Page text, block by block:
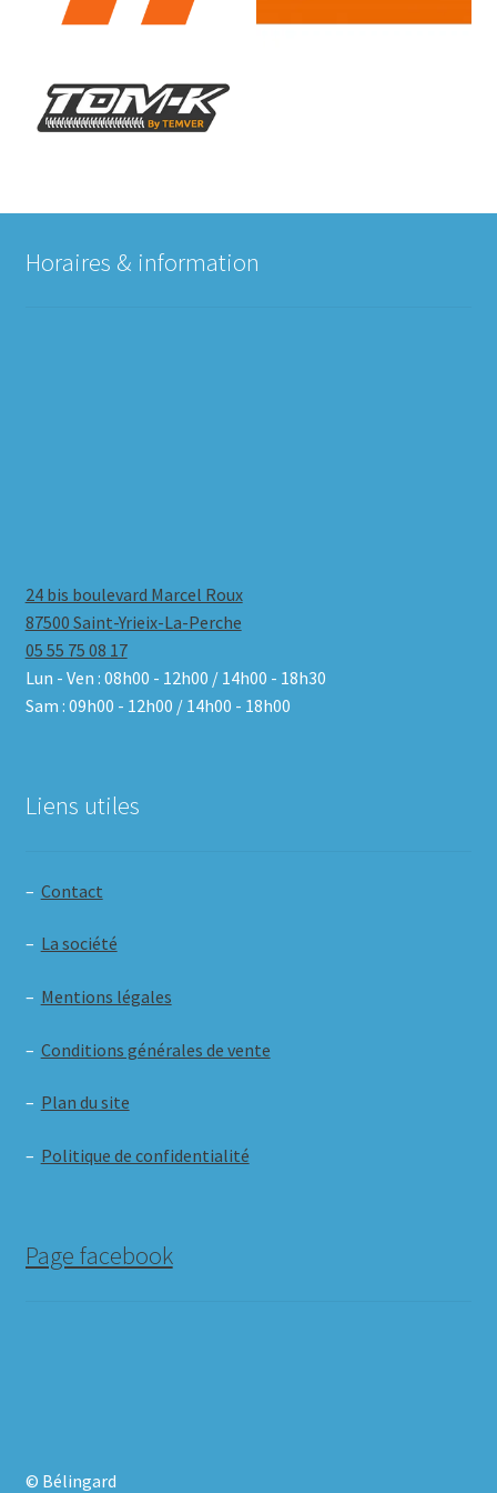
Horaires & information
24 bis boulevard Marcel Roux
87500 Saint-Yrieix-La-Perche
05 55 75 08 17
Lun - Ven : 08h00 - 12h00 / 14h00 - 18h30
Sam : 09h00 - 12h00 / 14h00 - 18h00
Liens utiles
– Contact
– La société
– Mentions légales
– Conditions générales de vente
– Plan du site
– Politique de confidentialité
Page facebook
© Bélingard